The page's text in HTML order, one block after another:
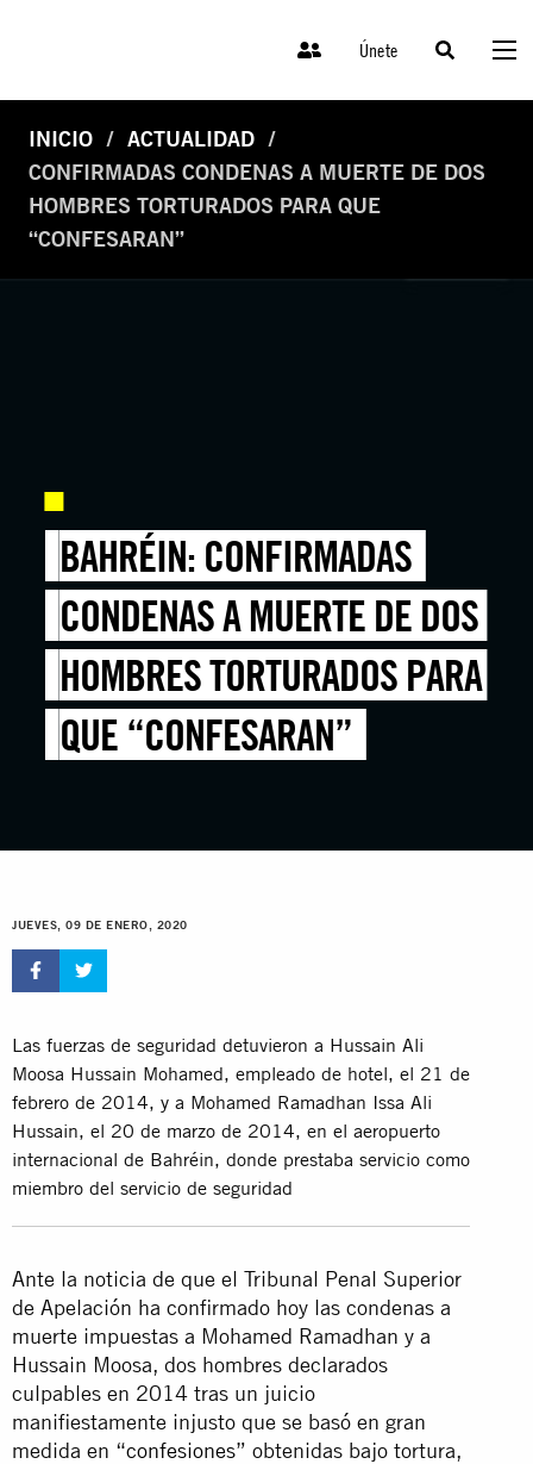
Únete
INICIO
ACTUALIDAD
CONFIRMADAS CONDENAS A MUERTE DE DOS
HOMBRES TORTURADOS PARA QUE
“CONFESARAN”
BAHRÉIN: CONFIRMADAS
CONDENAS A MUERTE DE DOS
HOMBRES TORTURADOS PARA
QUE “CONFESARAN”
JUEVES, 09 DE ENERO, 2020
Las fuerzas de seguridad detuvieron a Hussain Ali
Moosa Hussain Mohamed, empleado de hotel, el 21 de
febrero de 2014, y a Mohamed Ramadhan Issa Ali
Hussain, el 20 de marzo de 2014, en el aeropuerto
internacional de Bahréin, donde prestaba servicio como
miembro del servicio de seguridad
Ante la noticia de que el Tribunal Penal Superior
de Apelación ha confirmado hoy las condenas a
muerte impuestas a Mohamed Ramadhan y a
Hussain Moosa, dos hombres declarados
culpables en 2014 tras un juicio
manifiestamente injusto que se basó en gran
medida en “confesiones” obtenidas bajo tortura,